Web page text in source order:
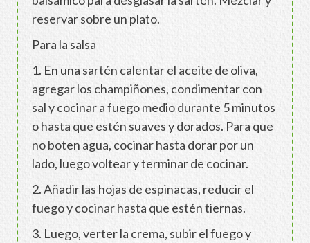
reservar sobre un plato.
Para la salsa
1. En una sartén calentar el aceite de oliva,
agregar los champiñones, condimentar con
sal y cocinar a fuego medio durante 5 minutos
o hasta que estén suaves y dorados. Para que
no boten agua, cocinar hasta dorar por un
lado, luego voltear y terminar de cocinar.
2. Añadir las hojas de espinacas, reducir el
fuego y cocinar hasta que estén tiernas.
3. Luego, verter la crema, subir el fuego y